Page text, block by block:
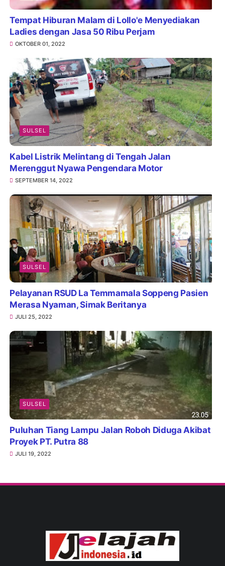
Tempat Hiburan Malam di Lollo'e Menyediakan
Ladies dengan Jasa 50 Ribu Perjam
OKTOBER 01, 2022
SULSEL
Kabel Listrik Melintang di Tengah Jalan
Merenggut Nyawa Pengendara Motor
SEPTEMBER 14, 2022
SULSEL
Pelayanan RSUD La Temmamala Soppeng Pasien
Merasa Nyaman, Simak Beritanya
JULI 25, 2022
SULSEL
Puluhan Tiang Lampu Jalan Roboh Diduga Akibat
Proyek PT. Putra 88
JULI 19, 2022